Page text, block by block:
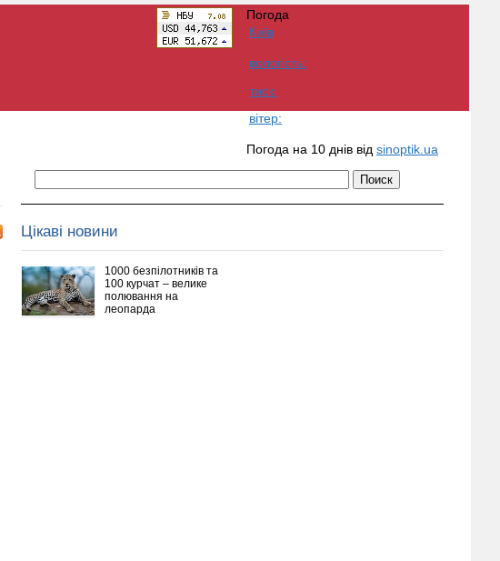
Погода
Київ
вологість:
тиск:
вітер:
Погода на 10 днів від sinoptik.ua
Цікаві новини
1000 безпілотників та
100 курчат – велике
полювання на
леопарда